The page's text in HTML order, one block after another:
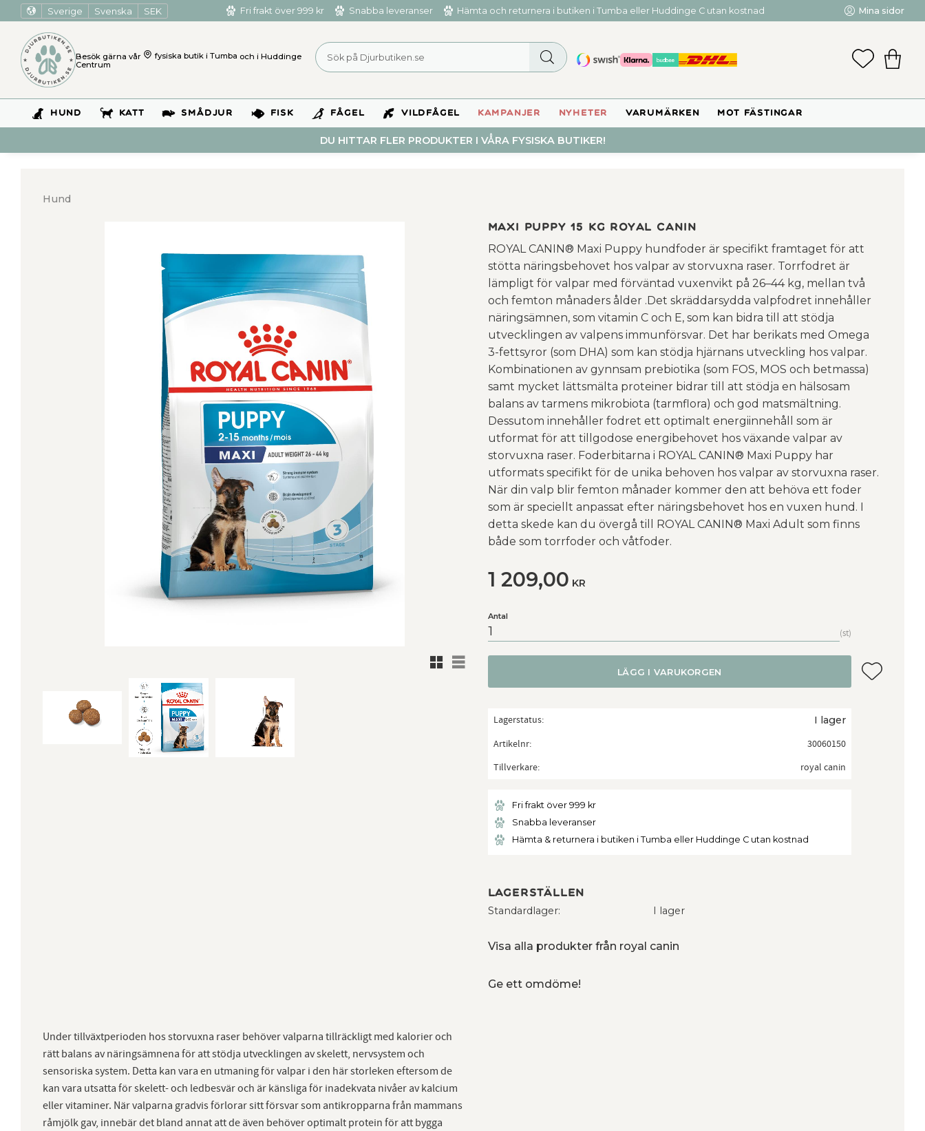
Sverige Svenska SEK Fri frakt över 999 kr Snabba leveranser Hämta och returnera i butiken i Tumba eller Huddinge C utan kostnad Mina sidor
Besök gärna vår fysiska butik i Tumba och i Huddinge
Centrum
HUND KATT SMÅDJUR FISK FÅGEL VILDFÅGEL KAMPANJER NYHETER VARUMÄRKEN MOT FÄSTINGAR
DU HITTAR FLER PRODUKTER I VÅRA FYSISKA BUTIKER!
Hund
Maxi Puppy 15 kg Royal Canin
ROYAL CANIN® Maxi Puppy hundfoder är specifikt framtaget för att
stötta näringsbehovet hos valpar av storvuxna raser. Torrfodret är
lämpligt för valpar med förväntad vuxenvikt på 26–44 kg, mellan två
och femton månaders ålder .Det skräddarsydda valpfodret innehåller
näringsämnen, som vitamin C och E, som kan bidra till att stödja
utvecklingen av valpens immunförsvar. Det har berikats med Omega
3-fettsyror (som DHA) som kan stödja hjärnans utveckling hos valpar.
Kombinationen av gynnsam prebiotika (som FOS, MOS och betmassa)
samt mycket lättsmälta proteiner bidrar till att stödja en hälsosam
balans av tarmens mikrobiota (tarmflora) och god matsmältning.
Dessutom innehåller fodret ett optimalt energiinnehåll som är
utformat för att tillgodose energibehovet hos växande valpar av
storvuxna raser. Foderbitarna i ROYAL CANIN® Maxi Puppy har
utformats specifikt för de unika behoven hos valpar av storvuxna raser.
När din valp blir femton månader kommer den att behöva ett foder
som är speciellt anpassat efter näringsbehovet hos en vuxen hund. I
detta skede kan du övergå till ROYAL CANIN® Maxi Adult som finns
både som torrfoder och våtfoder.
Rutnätsvy
Listvy
1 209,00 KR
Antal
st
LÄGG I VARUKORGEN Lägg till i
Lagerstatus I lager
Artikelnr
30060150
Tillverkare
royal canin
Fri frakt över 999 kr
Snabba leveranser
Hämta & returnera i butiken i Tumba eller Huddinge C utan kostnad
Lagerställen
Standardlager I lager
Visa alla produkter från royal canin
Ge ett omdöme!
Under tillväxtperioden hos storvuxna raser behöver valparna tillräckligt med kalorier och
rätt balans av näringsämnena för att stödja utvecklingen av skelett, nervsystem och
sensoriska system. Detta kan vara en utmaning för valpar i den här storleken eftersom de
kan vara utsatta för skelett- och ledbesvär och är känsliga för inadekvata nivåer av kalcium
eller vitaminer. När valparna gradvis förlorar sitt försvar som antikropparna från mammans
råmjölk gav, innebär det bland annat att de även behöver optimalt protein för att bygga